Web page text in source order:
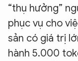
“thụ hưởng”
phục vụ cho
sản có giá trị
hành 5.000